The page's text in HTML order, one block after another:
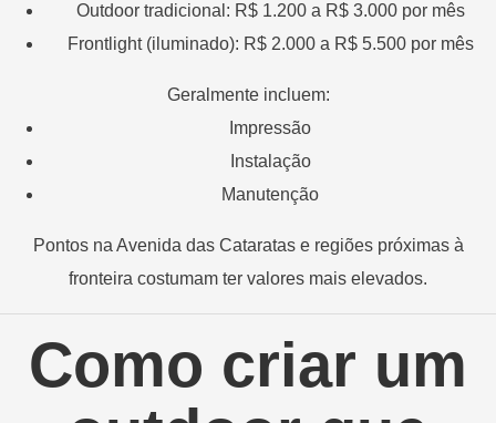
Outdoor tradicional: R$ 1.200 a R$ 3.000 por mês
Frontlight (iluminado): R$ 2.000 a R$ 5.500 por mês
Geralmente incluem:
Impressão
Instalação
Manutenção
Pontos na Avenida das Cataratas e regiões próximas à
fronteira costumam ter valores mais elevados.
Como criar um